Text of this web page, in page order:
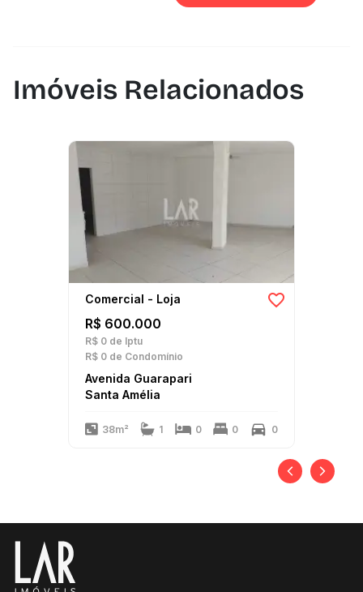
Imóveis Relacionados
Comercial - Loja
R$ 600.000
R$ 0 de Iptu
R$ 0 de Condomínio
Avenida Guarapari
Santa Amélia
38m² 1 0 0 0